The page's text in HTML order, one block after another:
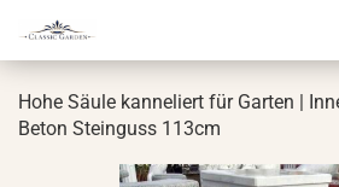
Hohe Säule kan­ne­liert für Gar­ten |
Beton Stein­guss 113cm